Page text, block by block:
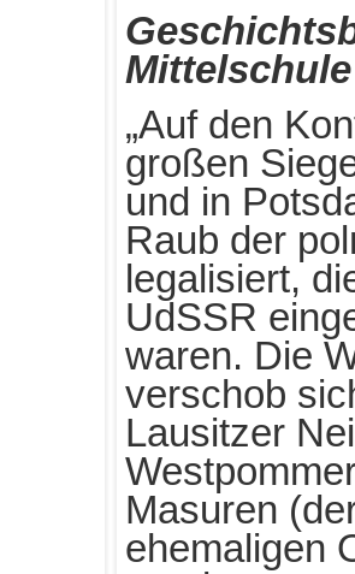
Mittelschule
„Auf den
großen
und in
Raub der
legalisiert,
UdSSR
waren. Die
verschob
Lausitzer
Masuren
ehemaligen